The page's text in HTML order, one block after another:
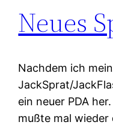
Neues
Nachdem ich
JackSprat/
ein neuer PDA
mußte mal